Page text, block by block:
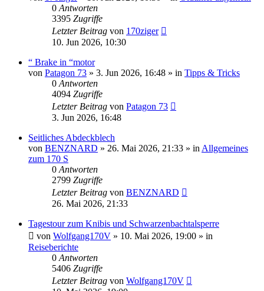
0 Antworten
3395 Zugriffe
Letzter Beitrag von 170ziger
10. Jun 2026, 10:30
“ Brake in “motor
von Patagon 73 » 3. Jun 2026, 16:48 » in Tipps & Tricks
0 Antworten
4094 Zugriffe
Letzter Beitrag von Patagon 73
3. Jun 2026, 16:48
Seitliches Abdeckblech
von BENZNARD » 26. Mai 2026, 21:33 » in Allgemeines
zum 170 S
0 Antworten
2799 Zugriffe
Letzter Beitrag von BENZNARD
26. Mai 2026, 21:33
Tagestour zum Knibis und Schwarzenbachtalsperre
von Wolfgang170V » 10. Mai 2026, 19:00 » in
Reiseberichte
0 Antworten
5406 Zugriffe
Letzter Beitrag von Wolfgang170V